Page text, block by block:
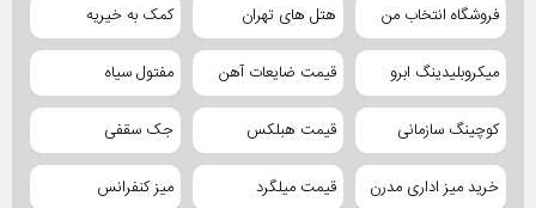
فروشگاه انتخاب من هتل های تهران کمک به خیریه
میکروبلیدینگ ابرو قیمت ضایعات آهن مفتول سیاه
کوچینگ سازمانی قیمت هبلکس جک سقفی
خرید میز اداری مدرن قیمت میلگرد میز کنفرانس